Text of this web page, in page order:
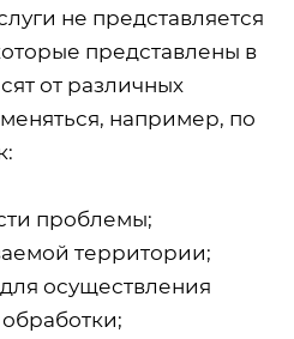
не представляется
представлены в
от различных
например, по
проблемы;
территории;
осуществления